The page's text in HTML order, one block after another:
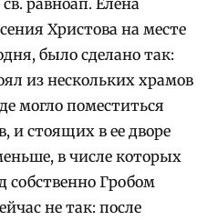
равноап. Елена
Христова на месте
было сделано так:
из нескольких храмов
могло поместиться
и стоящих в ее дворе
в числе которых
собственно Гробом
не так: после